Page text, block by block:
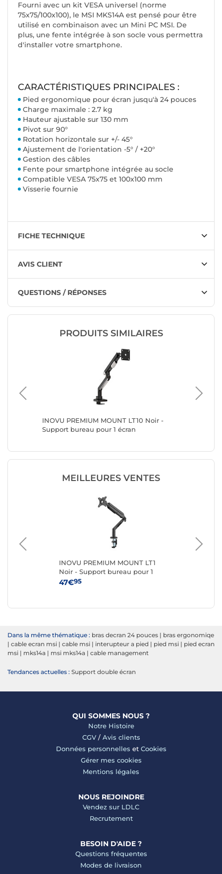
Fourni avec un kit VESA universel (norme
75x75/100x100), le MSI MKS14A est pensé pour être
utilisé en combinaison avec un Mini PC MSI. De
plus, une fente intégrée à son socle vous permettra
d'installer votre smartphone.
CARACTÉRISTIQUES PRINCIPALES :
Pied ergonomique pour écran jusqu'à 24 pouces
Charge maximale : 2.7 kg
Hauteur ajustable sur 130 mm
Pivot sur 90°
Rotation horizontale sur +/- 45°
Ajustement de l'orientation -5° / +20°
Gestion des câbles
Fente pour smartphone intégrée au socle
Compatible VESA 75x75 et 100x100 mm
Visserie fournie
FICHE TECHNIQUE
AVIS CLIENT
QUESTIONS / RÉPONSES
PRODUITS SIMILAIRES
INOVU PREMIUM MOUNT LT10 Noir -
Support bureau pour 1 écran
MEILLEURES VENTES
INOVU PREMIUM MOUNT LT1
Noir - Support bureau pour 1
écran
47€95
Dans la même thématique : bras decran 24 pouces | bras ergonomiqe
| cable ecran msi | cable msi | interupteur a pied | pied msi | pied ecran
msi | mks14a | msi mks14a | cable management
Tendances actuelles : Support double écran
QUI SOMMES NOUS ?
Notre Histoire
CGV/ Avis clients
Données personnelles et Cookies
Gérer mes cookies
Mentions légales
NOUS REJOINDRE
Vendez sur LDLC
Recrutement
BESOIN D'AIDE ?
Questions fréquentes
Modes de livraison